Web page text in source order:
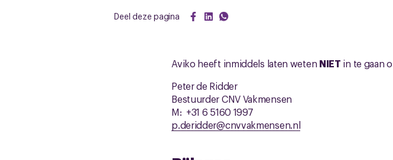
Deel deze pagina
Aviko heeft inmiddels laten weten NIET in te gaan
Peter de Ridder
Bestuurder CNV Vakmensen
M: +31 6 5160 1997
p.deridder@cnvvakmensen.nl